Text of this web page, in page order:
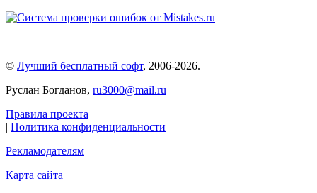
© Лучший бесплатный софт, 2006-2026.
Руслан Богданов, ru3000@mail.ru
Правила проекта
| Политика конфиденциальности
Рекламодателям
Карта сайта